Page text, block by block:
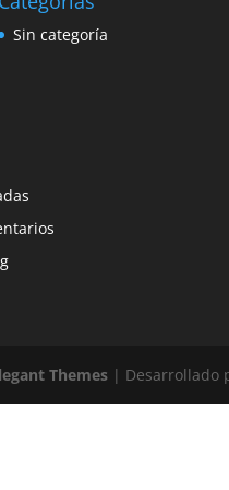
Sin categoría
Themes | Desarrollado